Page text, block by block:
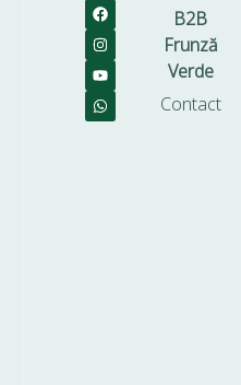
B2B
Frunză
Verde
Contact